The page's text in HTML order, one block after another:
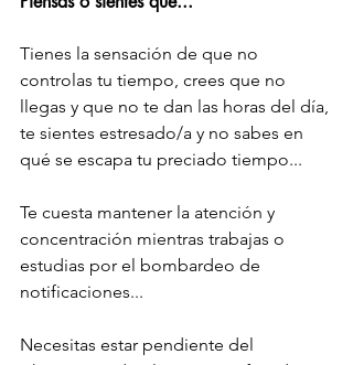
Tienes la sensación de que no
controlas tu tiempo, crees que no
llegas y que no te dan las horas del día,
te sientes estresado/a y no sabes en
qué se escapa tu preciado tiempo...
Te cuesta mantener la atención y
concentración mientras trabajas o
estudias por el bombardeo de
notificaciones...
Necesitas estar pendiente del